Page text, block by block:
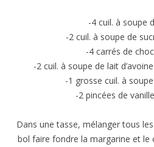
-4 cuil. à soupe
-2 cuil. à soupe de
-4 carrés de
-2 cuil. à soupe de lait
-1 grosse cuil. à
-2 pincées de
Dans une tasse, mélanger tous
bol faire fondre la margarine et